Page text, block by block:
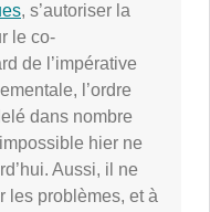
, s’autoriser la
le co-
de l’impérative
l’ordre
dans nombre
hier ne
Aussi, il ne
les problèmes, et à